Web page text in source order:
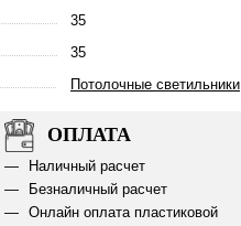
35
35
Потолочные светильники
ОПЛАТА
Наличный расчет
Безналичный расчет
Онлайн оплата пластиковой